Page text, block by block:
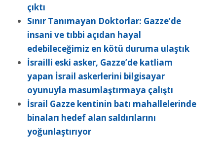
çıktı
Sınır Tanımayan Doktorlar: Gazze’de
insani ve tıbbi açıdan hayal
edebileceğimiz en kötü duruma ulaştık
İsrailli eski asker, Gazze’de katliam
yapan İsrail askerlerini bilgisayar
oyunuyla masumlaştırmaya çalıştı
İsrail Gazze kentinin batı mahallelerinde
binaları hedef alan saldırılarını
yoğunlaştırıyor